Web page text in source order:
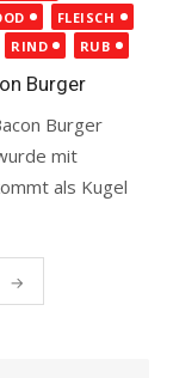
FLEISCH
RIND RUB
Burger
Burger
mit
als Kugel
→